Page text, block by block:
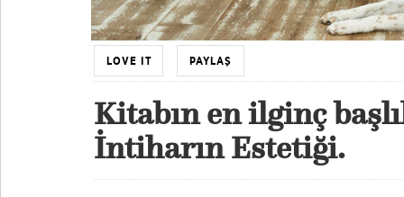
LOVE IT PAYLAŞ
Kitabın en ilginç
İntiharın Estetiği.